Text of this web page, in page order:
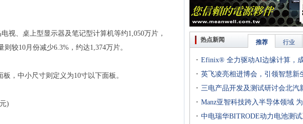
视、桌上型显示器及笔记型计算机等约1,050万片，
较10月份减少6.3%，约达1,374万片。
，中小尺寸则定义为10寸以下面板。
)
热点新闻 行业
推荐
· Efinix® 全力驱动AI边缘计算，
出Trion™ T20 FPGA样品, 同时将
到二十万逻辑单元的T200 FPGA
· 英飞凌亮相进博会，引领智慧新
· 三电产品开发及测试研讨会北汽
专场成功举行
· Manz亚智科技跨入半导体领域
扇出型封装提供化学湿制程、涂布
· 中电瑞华BITRODE动力电池测